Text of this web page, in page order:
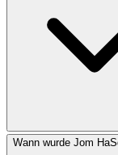
Wann wurde Jom